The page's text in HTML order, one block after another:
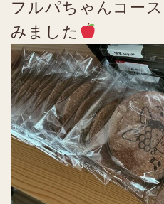
フルパちゃんコー
みました